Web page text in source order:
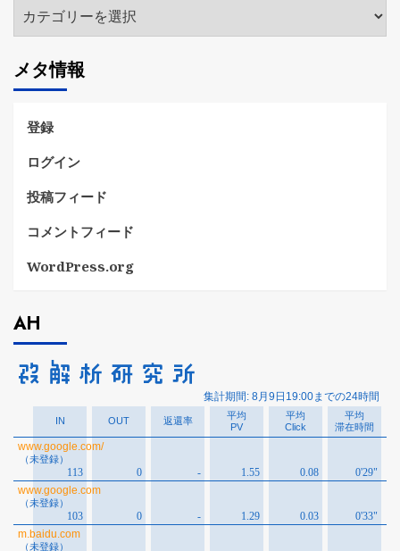
テ
リ
ー
メタ情報
登録
ログイン
投稿フィード
コメントフィード
WordPress.org
AH